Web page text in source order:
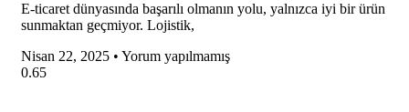
E-ticaret dünyasında başarılı olmanın yolu, yalnızca iyi bir ürün
sunmaktan geçmiyor. Lojistik,
Nisan 22, 2025
Yorum yapılmamış